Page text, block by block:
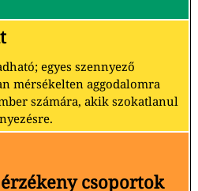
egyes szennyező
mérsékelten aggodalomra
számára, akik szokatlanul
csoportok